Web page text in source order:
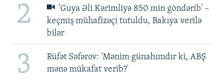
2
'Guya Əli Kərimliyə 850 min göndərib' –
keçmiş mühafizəçi tutuldu, Bakıya verilə
bilər
3
Rüfət Səfərov: 'Mənim günahımdır ki, ABŞ
mənə mükafat verib?'